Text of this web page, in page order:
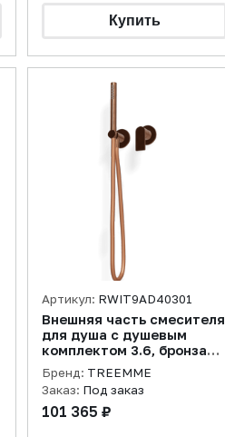
Артикул: RWIT9AD40301
Внешняя часть смесителя
для душа с душевым
комплектом 3.6, бронза
PVD
Бренд: TREEMME
Заказ: Под заказ
101 365 ₽